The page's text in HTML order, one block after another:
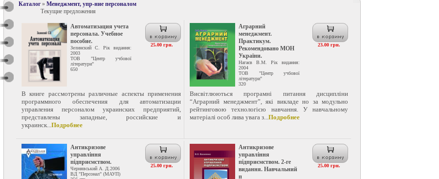
Каталог» Менеджмент, упр-ние персоналом
Текущие предложения
Автоматизация учета
персонала. Учебное
пособие.
Зелинский С. Рік видання:
2003
ТОВ "Центр учбової
літератури"
650
25.00 грн.
В книге рассмотрены различные аспекты применения
программного обеспечения для автоматизации
управления персоналом украинских предприятий,
представлены западные, российские и
украинск...Подробнее
Аграрний
менеджмент.
Практикум.
Рекомендовано МОН
України.
Нагаєв В.М. Рік видання:
2004
ТОВ "Центр учбової
літератури"
320
23.00 грн.
Висвітлюються програмні питання дисципліни
“Аграрний менеджмент”, які викладе но за модульно
рейтинговою технологією навчання. У навчальному
матеріалі особ лива увага з...Подробнее
Антикризове
управління
підприємством.
Чернявський А. Д.2006
ВД "Персонал" (МАУП)
25.00 грн.
Антикризове
управління
підприємством. 2-ге
видання. Навчальний
п
25.00 грн.